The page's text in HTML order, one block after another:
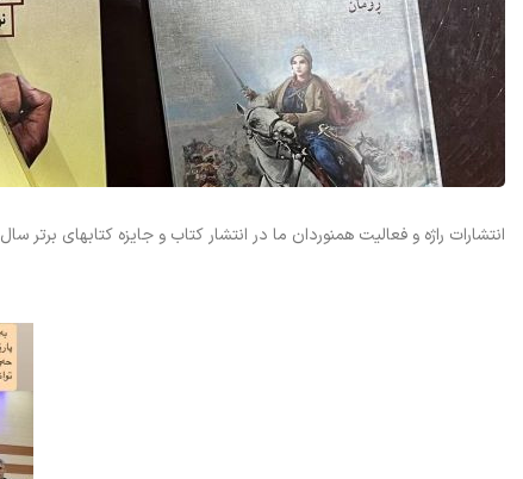
انتشارات راژه و فعالیت همنوردان ما در انتشار کتاب و جایزه کتابهای برتر سال 1403